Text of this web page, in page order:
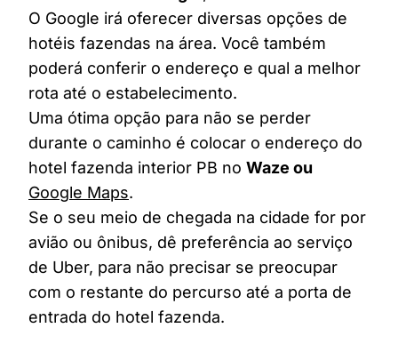
O Google irá oferecer diversas opções de
hotéis fazendas na área. Você também
poderá conferir o endereço e qual a melhor
rota até o estabelecimento.
Uma ótima opção para não se perder
durante o caminho é colocar o endereço do
hotel fazenda interior PB no Waze ou
Google Maps.
Se o seu meio de chegada na cidade for por
avião ou ônibus, dê preferência ao serviço
de Uber, para não precisar se preocupar
com o restante do percurso até a porta de
entrada do hotel fazenda.